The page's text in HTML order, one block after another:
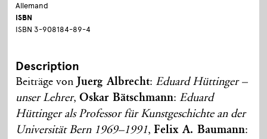
Allemand
ISBN
ISBN 3-908184-89-4
Description
Beiträge von Juerg Albrecht:Eduard Hüttinger –
unser Lehrer,Oskar Bätschmann:Eduard
Hüttinger als Professor für Kunstgeschichte an der
Universität Bern 1969–1991,Felix A. Baumann: